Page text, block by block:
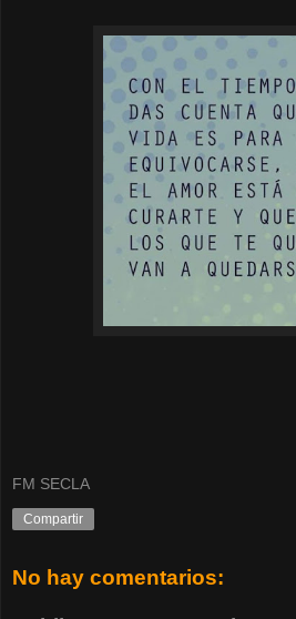
FM SECLA
Compartir
No hay comentarios: